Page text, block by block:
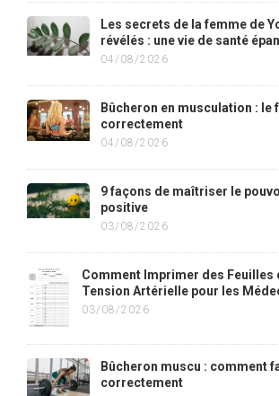
Les secrets de la femme de
révélés : une vie de santé
04/08/2026
Bûcheron en musculation : le
correctement
04/08/2026
9 façons de maîtriser le
positive
03/08/2026
Comment Imprimer des Feuilles
Tension Artérielle pour les
03/08/2026
Bûcheron muscu : comment
correctement